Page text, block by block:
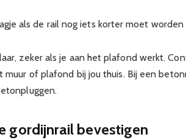
als de rail nog iets korter moet worden
zeker als je aan het plafond werkt.
muur of plafond bij jou thuis. Bij een
gordijnrail bevestigen